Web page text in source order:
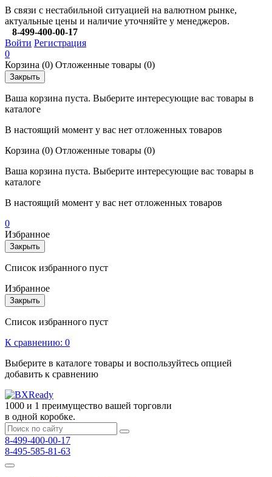
В связи с нестабильной ситуацией на валютном рынке,
актуальные цены и наличие уточняйте у менеджеров.
8-499-400-00-17
Войти Регистрация
0
Корзина (0) Отложенные товары (0)
Закрыть
Ваша корзина пуста. Выберите интересующие вас товары в
каталоге
В настоящий момент у вас нет отложенных товаров
Корзина (0) Отложенные товары (0)
Ваша корзина пуста. Выберите интересующие вас товары в
каталоге
В настоящий момент у вас нет отложенных товаров
0
Избранное
Закрыть
Список избранного пуст
Избранное
Закрыть
Список избранного пуст
К сравнению: 0
Выберите в каталоге товары и воспользуйтесь опцией
добавить к сравнению
1000 и 1 преимущество вашей торговли
в одной коробке.
8-499-400-00-17
8-495-585-81-63